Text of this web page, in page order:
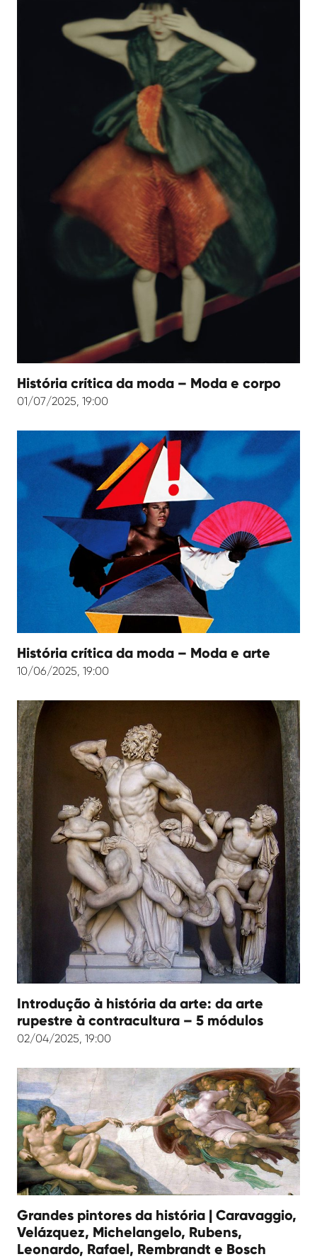
História crítica da moda – Moda e corpo
01/07/2025, 19:00
História crítica da moda – Moda e arte
10/06/2025, 19:00
Introdução à história da arte: da arte
rupestre à contracultura – 5 módulos
02/04/2025, 19:00
Grandes pintores da história | Caravaggio,
Velázquez, Michelangelo, Rubens,
Leonardo, Rafael, Rembrandt e Bosch